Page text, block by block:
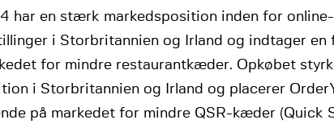
har en stærk markedsposition inden for
i Storbritannien og Irland og indtager en
for mindre restaurantkæder. Opkøbet
i Storbritannien og Irland og placerer
på markedet for mindre QSR-kæder (Quick